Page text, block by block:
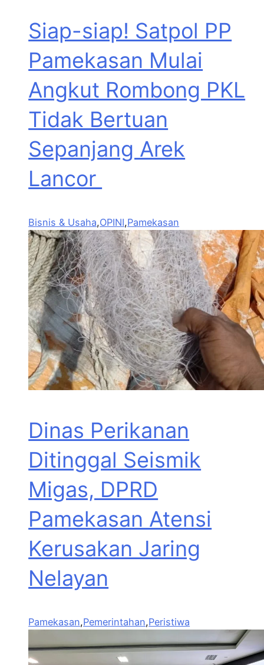
Siap-siap! Satpol PP
Pamekasan Mulai
Angkut Rombong PKL
Tidak Bertuan
Sepanjang Arek
Lancor
Bisnis & Usaha,OPINI,Pamekasan
Dinas Perikanan
Ditinggal Seismik
Migas, DPRD
Pamekasan Atensi
Kerusakan Jaring
Nelayan
Pamekasan,Pemerintahan,Peristiwa